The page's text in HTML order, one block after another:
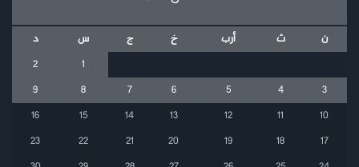
ن ث أرب خ ج س
د
1
2
3
4
5
6
7
8
9
10
11
12
13
14
15
16
17
18
19
20
21
22
23